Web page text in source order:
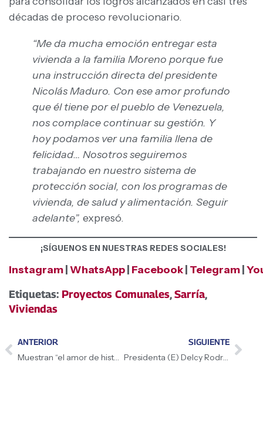
décadas de proceso revolucionario.
“Me da mucha emoción entregar esta
vivienda a la familia Moreno porque fue
una instrucción directa del presidente
Nicolás Maduro. Con ese amor profundo
que él tiene por el pueblo de Venezuela,
nos complace continuar su gestión. Y
hoy podamos ver una familia llena de
felicidad… Nosotros seguiremos
trabajando en nuestro sistema de
protección social, con los programas de
vivienda, de salud y alimentación. Seguir
adelante”, expresó.
¡SÍGUENOS EN NUESTRAS REDES SOCIALES!
Instagram WhatsApp Facebook Telegram
Etiquetas: Proyectos Comunales,Sarría,
Viviendas
ANTERIOR SIGUIENTE
Presidenta (E) Delcy Rodríguez: Formarlos con valores y conciencia histórica es nuestro mayor legado para Venezuela